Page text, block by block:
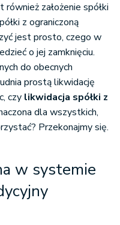
założenie spółki
z ograniczoną
jest prosto, czego w
o jej zamknięciu.
do obecnych
prostą likwidację
czy likwidacja spółki z
dla wszystkich,
Przekonajmy się.
w systemie